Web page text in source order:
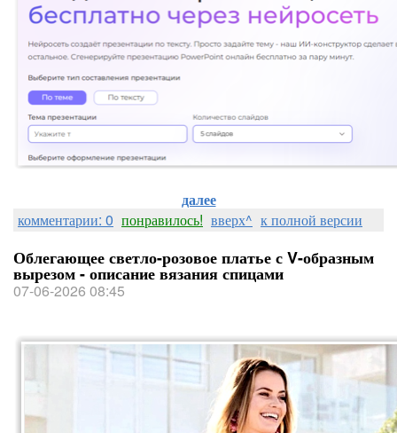
далее
комментарии: 0 понравилось! вверх^ к полной версии
Облегающее светло-розовое платье с V-образным
вырезом - описание вязания спицами
07-06-2026 08:45